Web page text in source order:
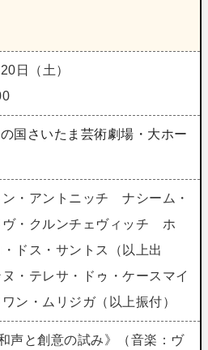
日（土）
国さいたま芸術劇場・大ホー
ン・アントニッチ ナシーム・
・クルンチェヴィッチ ホ
ドス・サントス（以上出
・テレサ・ドゥ・ケースマイ
ン・ムリジガ（以上振付）
声と創意の試み》（音楽：ヴ